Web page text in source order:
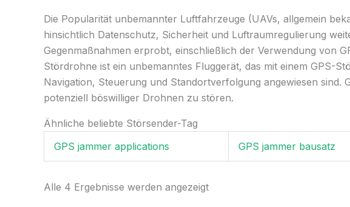
Die Popularität unbemannter Luftfahrzeuge (UAVs, allgemein
hinsichtlich Datenschutz, Sicherheit und Luftraumregulierung
Gegenmaßnahmen erprobt, einschließlich der Verwendung von
Stördrohne ist ein unbemanntes Fluggerät, das mit einem GPS-
Navigation, Steuerung und Standortverfolgung angewiesen
potenziell böswilliger Drohnen zu stören.
Ähnliche beliebte Störsender-Tag
GPS jammer applications
GPS jammer bausatz
Alle 4 Ergebnisse werden angezeigt